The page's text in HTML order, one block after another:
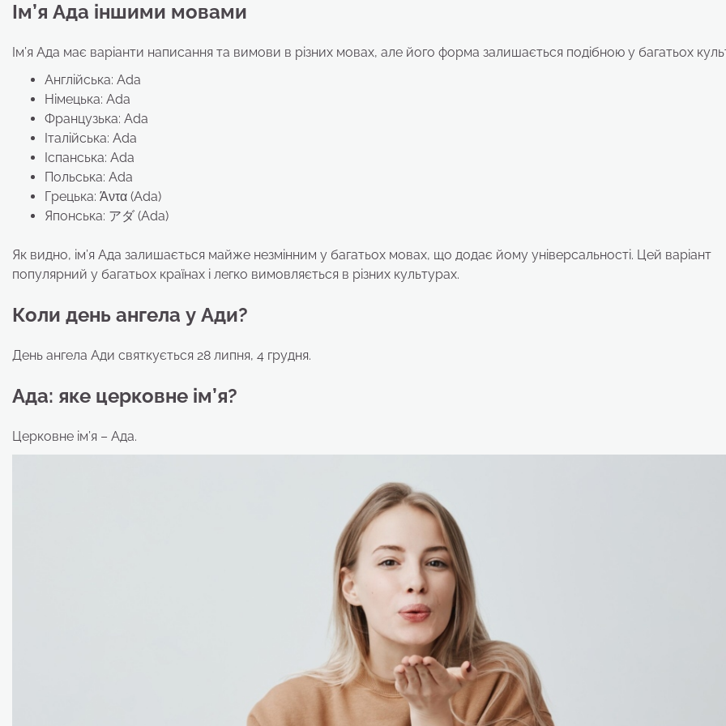
Ім’я Ада іншими мовами
Ім’я Ада має варіанти написання та вимови в різних мовах, але його форма залишається подібною у багатьох
Англійська: Ada
Німецька: Ada
Французька: Ada
Італійська: Ada
Іспанська: Ada
Польська: Ada
Грецька: Άντα (Ada)
Японська: アダ (Ada)
Як видно, ім’я Ада залишається майже незмінним у багатьох мовах, що додає йому універсальності. Цей варіант
популярний у багатьох країнах і легко вимовляється в різних культурах.
Коли день ангела у Ади?
День ангела Ади святкується 28 липня, 4 грудня.
Ада: яке церковне ім’я?
Церковне ім’я – Ада.